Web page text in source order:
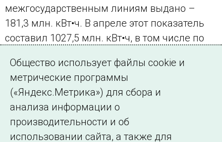
межгосударственным линиям выдано –
181,3 млн. кВт•ч. В апреле этот показатель
составил 1027,5 млн. кВт•ч, в том числе по
86,6 млн. кВт•ч.
← Все публикации
Общество использует файлы cookie и
метрические программы
(«Яндекс.Метрика») для сбора и
анализа информации о
производительности и об
использовании сайта, а также для